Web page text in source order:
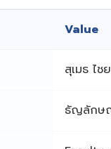
Value
สุเมธ ไช
ธัญลักษ